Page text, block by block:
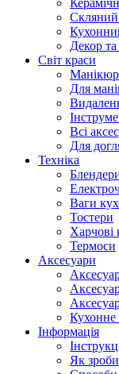
Скляний
Декор та
Світ краси
Для
Всі
Для
Техніка
Ваги
Тостери
Харчові
Термоси
Аксесуари
Кухонне
Інформація
Як